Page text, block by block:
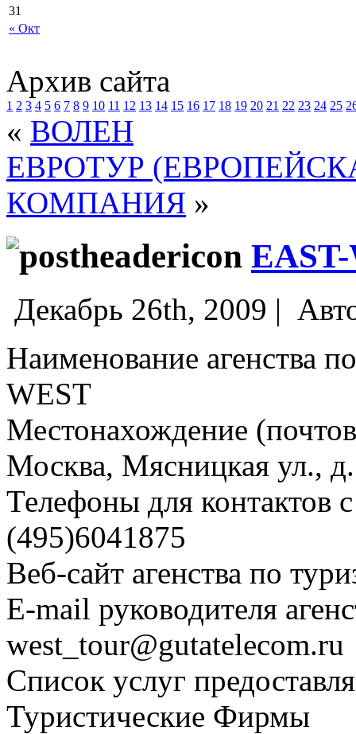
« Окт
31
Архив сайта
1 2 3 4 5 6 7 8 9 10 11 12 13 14 15 16 17 18 19 20 21 22 23 24 25
« ВОЛЕН
ЕВРОТУР
КОМПАНИЯ »
Декабрь 26th, 2009 |
Наименование агенства
WEST
Местонахождение
Москва, Мясницкая ул.,
Телефоны для контактов
(495)6041875
Веб-сайт агенства по
E-mail руководителя
west_tour@gutatelecom.ru
Список услуг
Туристические Фирмы